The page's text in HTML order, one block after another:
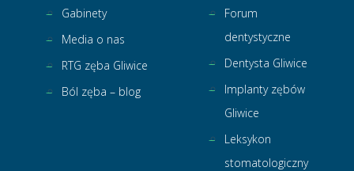
Gabinety
Media o nas
RTG zęba Gliwice
Ból zęba – blog
Forum
dentystyczne
Dentysta Gliwice
Implanty zębów
Gliwice
Leksykon
stomatologiczny